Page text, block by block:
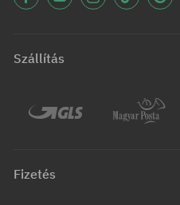
Szállítás
Fizetés